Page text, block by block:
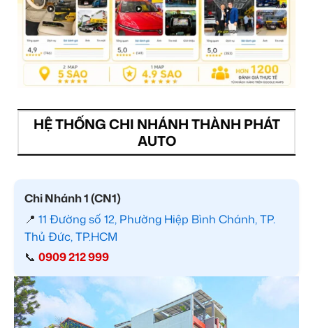
HỆ THỐNG CHI NHÁNH THÀNH PHÁT
AUTO
Chi Nhánh 1 (CN1)
📍 11 Đường số 12, Phường Hiệp Bình Chánh, TP.
Thủ Đức, TP.HCM
📞 0909 212 999